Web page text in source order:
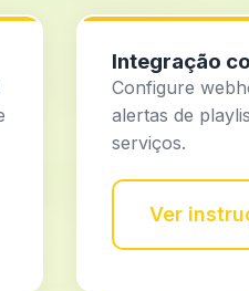
Integração
Configure
alertas de
serviços.
Ver